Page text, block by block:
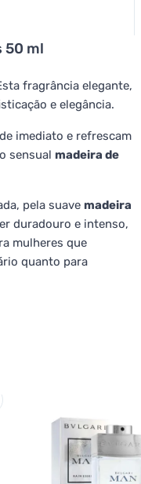
50 ml
fragrância elegante,
e elegância.
imediato e refrescam
sensual madeira de
pela suave madeira
duradouro e intenso,
mulheres que
quanto para